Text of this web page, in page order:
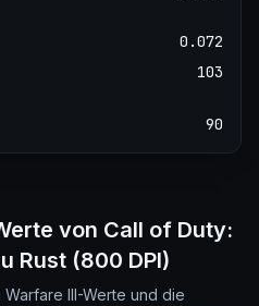
0.072
103
90
von Call of Duty:
Rust (800 DPI)
III-Werte und die